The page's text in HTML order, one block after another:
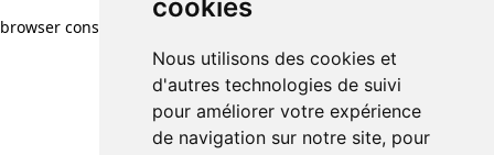
cookies
Nous utilisons des cookies et
d'autres technologies de suivi
pour améliorer votre expérience
de navigation sur notre site, pour
browser console for more information)